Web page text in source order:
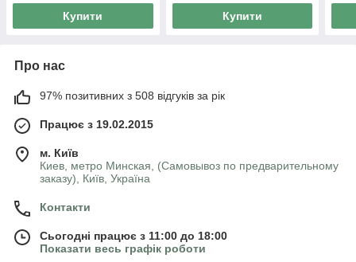
Купити Купити
Про нас
97% позитивних з 508 відгуків за рік
Працює з 19.02.2015
м. Київ
Киев, метро Минская, (Самовывоз по предварительному
заказу), Київ, Україна
Контакти
Сьогодні працює з 11:00 до 18:00
Показати весь графік роботи